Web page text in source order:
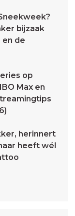
bijzaak
en de
op
Max en
herinnert
heeft wél